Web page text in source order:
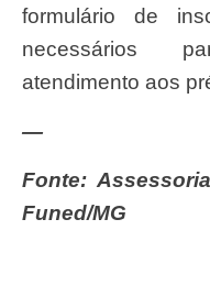
formulário de
necessários
atendimento aos
—
Fonte:
Funed/MG